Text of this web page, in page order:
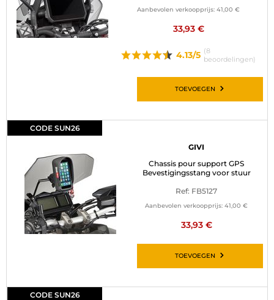
Aanbevolen verkoopprijs: 41,00 €
33,93 €
4.13/5 (8
beoordelingen)
TOEVOEGEN
CODE SUN26
GIVI
Chassis pour support GPS
Bevestigingsstang voor stuur
Ref: FB5127
Aanbevolen verkoopprijs: 41,00 €
33,93 €
TOEVOEGEN
CODE SUN26